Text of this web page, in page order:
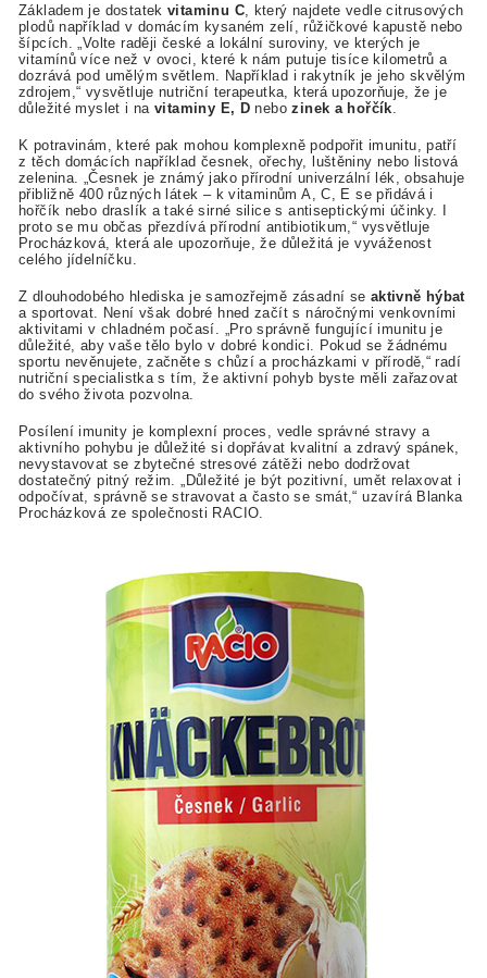
Základem je dostatekvitaminu C, který najdete vedle citrusových
plodů například v domácím kysaném zelí, růžičkové kapustě nebo
šípcích. „Volte raději české a lokální suroviny, ve kterých je
vitamínů více než v ovoci, které k nám putuje tisíce kilometrů a
dozrává pod umělým světlem. Například i rakytník je jeho skvělým
zdrojem,“ vysvětluje nutriční terapeutka, která upozorňuje, že je
důležité myslet i navitaminy E, D nebozinek a hořčík
K potravinám, které pak mohou komplexně podpořit imunitu, patří
z těch domácích například česnek, ořechy, luštěniny nebo listová
zelenina. „Česnek je známý jako přírodní univerzální lék, obsahuje
přibližně 400 různých látek – k vitaminům A, C, E se přidává i
hořčík nebo draslík a také sirné silice s antiseptickými účinky. I
proto se mu občas přezdívá přírodní antibiotikum,“ vysvětluje
Procházková, která ale upozorňuje, že důležitá je vyváženost
celého jídelníčku.
Z dlouhodobého hlediska je samozřejmě zásadní se aktivně hýbat
a sportovat. Není však dobré hned začít s náročnými venkovními
aktivitami v chladném počasí. „Pro správně fungující imunitu je
důležité, aby vaše tělo bylo v dobré kondici. Pokud se žádnému
sportu nevěnujete, začněte s chůzí a procházkami v přírodě,“ radí
nutriční specialistka s tím, že aktivní pohyb byste měli zařazovat
do svého života pozvolna.
Posílení imunity je komplexní proces, vedle správné stravy a
aktivního pohybu je důležité si dopřávat kvalitní a zdravý spánek,
nevystavovat se zbytečné stresové zátěži nebo dodržovat
dostatečný pitný režim. „Důležité je být pozitivní, umět relaxovat i
odpočívat, správně se stravovat a často se smát,“ uzavírá Blanka
Procházková ze společnosti RACIO.